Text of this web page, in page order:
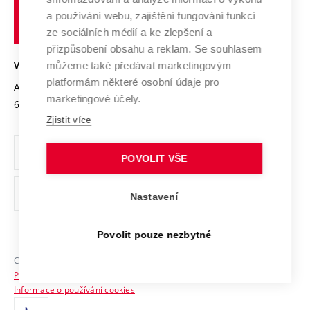
Transfer znalostí
Open Science
Projekty
Projekty ze strukturálních fondů
Specifický výzkum
Služby univerzity
Mezinárodní dohody
Univerzitní sítě
Podnikavá univerzita / ContriBUTe
Bezpečná univerzita
Vyznamenání
Organizační struktura
Ochrana osobních údajů
odkaz)
Sociální bezpečí
HR Award
učení
technické
VYSOKÉ UČENÍ TECHNICKÉ V BRNĚ
Antonínská 548/1
602 00 Brno
www.vut.cz
vut@vutbr.cz
Copyright © 2026 VUT
Prohlášení o přístupnosti
Informace o používání cookies
a používání webu, zajištění fungování funkcí
ze sociálních médií a ke zlepšení a
přizpůsobení obsahu a reklam. Se souhlasem
můžeme také předávat marketingovým
platformám některé osobní údaje pro
marketingové účely.
Zjistit více
POVOLIT VŠE
Nastavení
Povolit pouze nezbytné